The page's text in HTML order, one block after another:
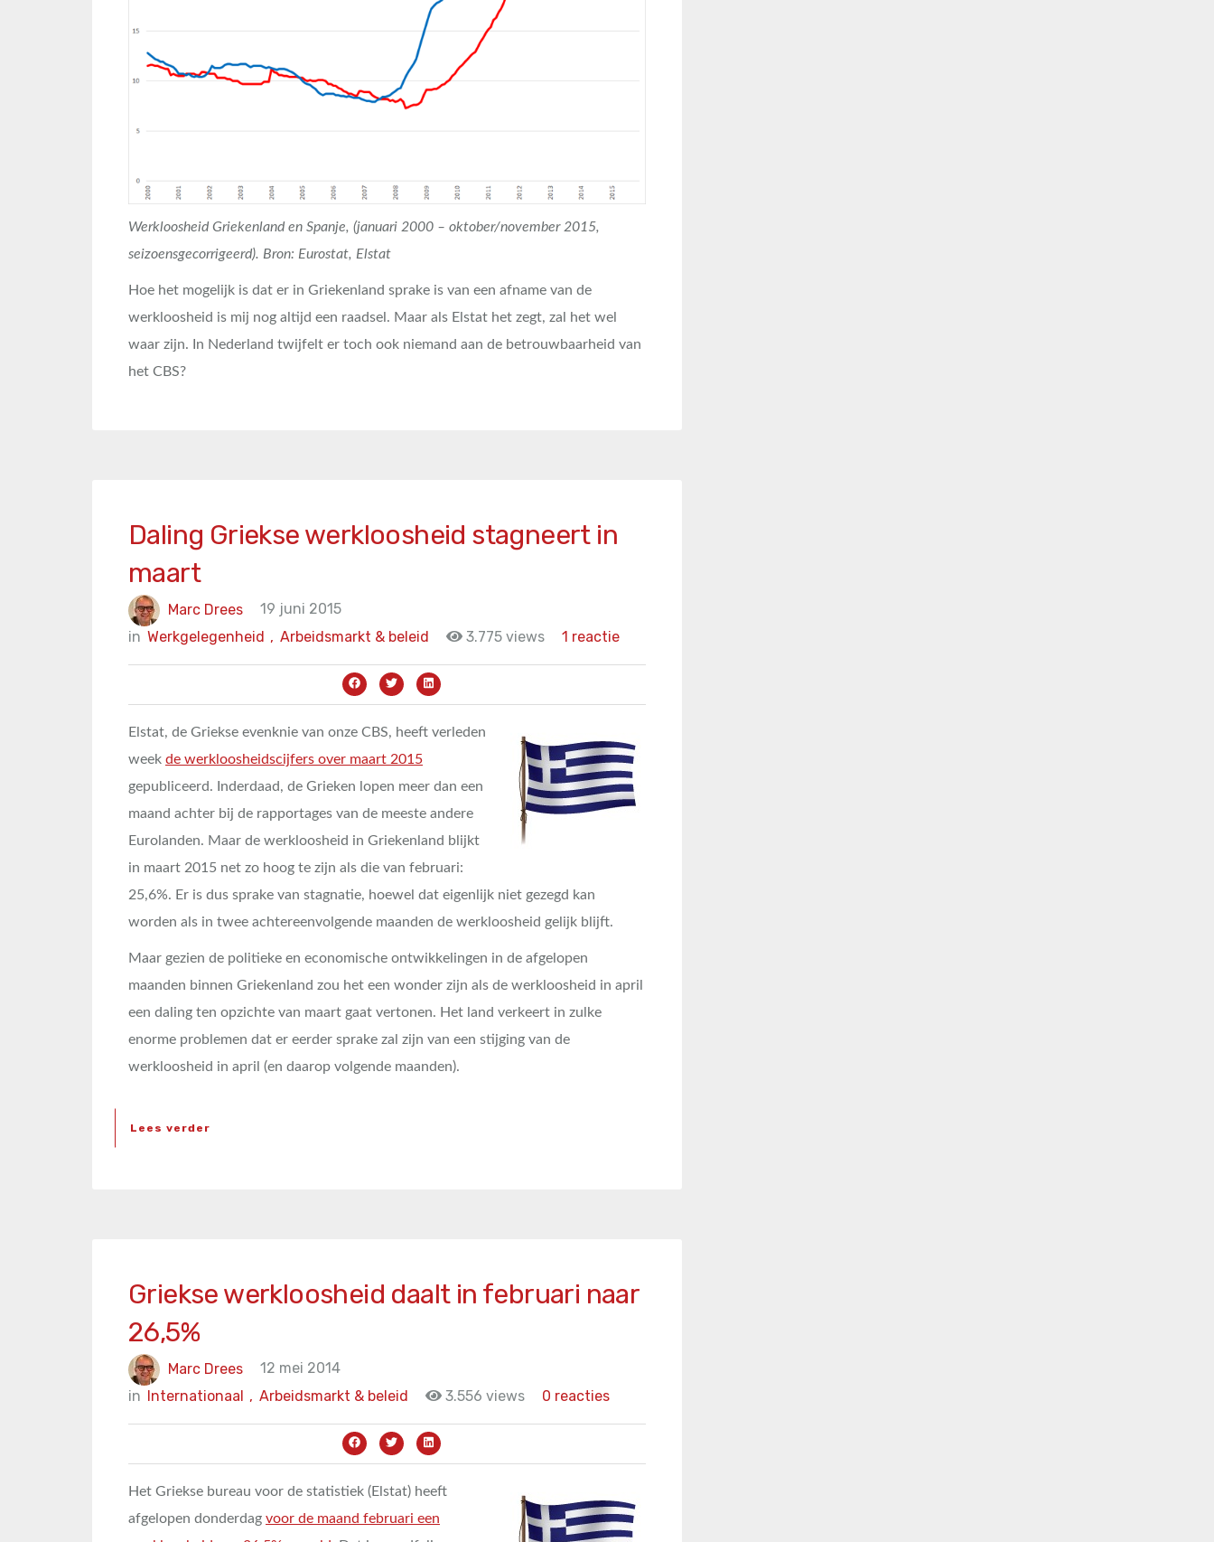
Werkloosheid Griekenland en Spanje, (januari 2000 – oktober/november 2015,
seizoensgecorrigeerd). Bron: Eurostat, Elstat
Hoe het mogelijk is dat er in Griekenland sprake is van een afname van de
werkloosheid is mij nog altijd een raadsel. Maar als Elstat het zegt, zal het wel
waar zijn. In Nederland twijfelt er toch ook niemand aan de betrouwbaarheid van
het CBS?
Daling Griekse werkloosheid stagneert in
maart
Marc Drees
19 juni 2015
in
Arbeidsmarkt & beleid
Werkgelegenheid , 3.775 views 1 reactie
Elstat, de Griekse evenknie van onze CBS, heeft verleden
week de werkloosheidscijfers over maart 2015
gepubliceerd. Inderdaad, de Grieken lopen meer dan een
maand achter bij de rapportages van de meeste andere
Eurolanden. Maar de werkloosheid in Griekenland blijkt
in maart 2015 net zo hoog te zijn als die van februari:
25,6%. Er is dus sprake van stagnatie, hoewel dat eigenlijk niet gezegd kan
worden als in twee achtereenvolgende maanden de werkloosheid gelijk blijft.
Maar gezien de politieke en economische ontwikkelingen in de afgelopen
maanden binnen Griekenland zou het een wonder zijn als de werkloosheid in april
een daling ten opzichte van maart gaat vertonen. Het land verkeert in zulke
enorme problemen dat er eerder sprake zal zijn van een stijging van de
werkloosheid in april (en daarop volgende maanden).
Lees verder
Griekse werkloosheid daalt in februari naar
26,5%
Marc Drees
12 mei 2014
in
Arbeidsmarkt & beleid
Internationaal , 3.556 views 0 reacties
Het Griekse bureau voor de statistiek (Elstat) heeft
afgelopen donderdag voor de maand februari een